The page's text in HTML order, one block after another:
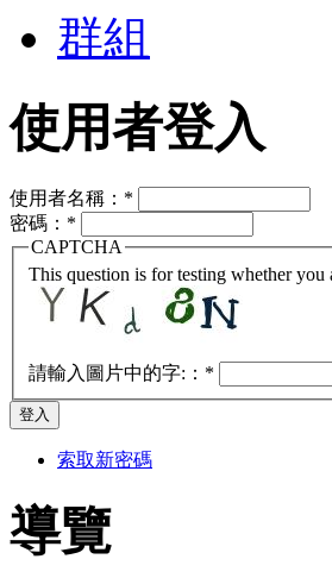
群組
使用者登入
使用者名稱： *
密碼： *
CAPTCHA
This question is for testing whether you
請輸入圖片中的字:： *
索取新密碼
導覽